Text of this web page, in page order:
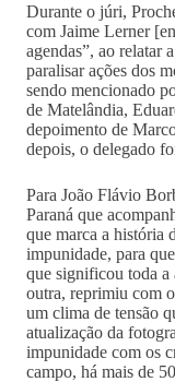
Durante o júri,
com Jaime Lerner
agendas”, ao relatar
paralisar ações dos
sendo mencionado
de Matelândia,
depoimento de
depois, o delegado
Para João Flávio
Paraná que
que marca a história
impunidade, para
que significou toda
outra, reprimiu com
um clima de tensão
atualização da
impunidade com os
campo, há mais de